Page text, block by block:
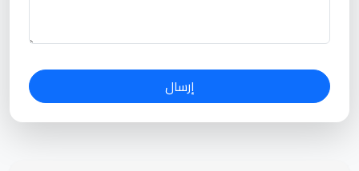
إرسال